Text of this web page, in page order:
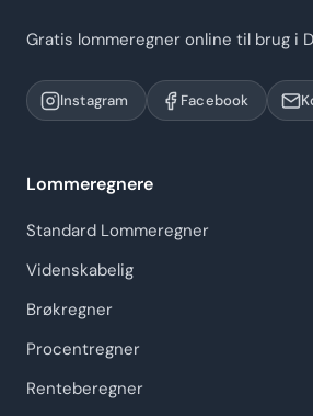
Gratis lommeregner online til brug i
Instagram Facebook
Lommeregnere
Standard Lommeregner
Videnskabelig
Brøkregner
Procentregner
Renteberegner